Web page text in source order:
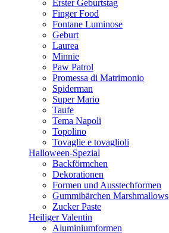
Erster Geburtstag
Finger Food
Fontane Luminose
Geburt
Laurea
Minnie
Paw Patrol
Promessa di Matrimonio
Spiderman
Super Mario
Taufe
Tema Napoli
Topolino
Tovaglie e tovaglioli
Halloween-Spezial
Backförmchen
Dekorationen
Formen und Ausstechformen
Gummibärchen Marshmallows
Zucker Paste
Heiliger Valentin
Aluminiumformen